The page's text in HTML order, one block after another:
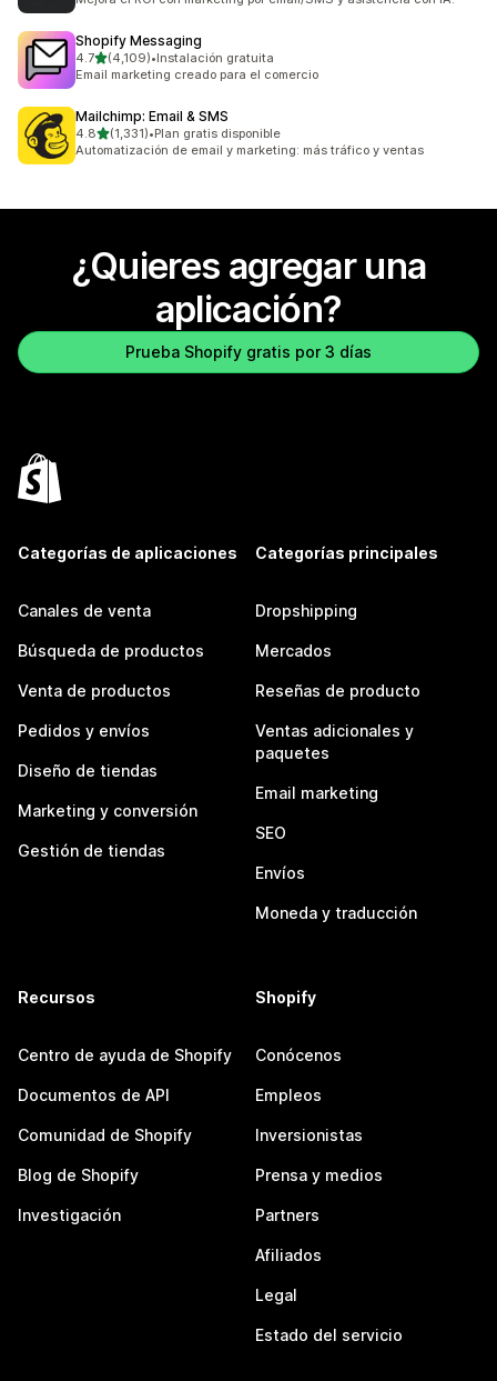
Shopify Messaging
4.7de 5 estrellas
(4,109)
4109 reseñas en total
•Instalación gratuita
Email marketing creado para el comercio
Mailchimp: Email & SMS
4.8de 5 estrellas
(1,331)
1331 reseñas en total
•Plan gratis disponible
Automatización de email y marketing: más tráfico y ventas
¿Quieres agregar una
aplicación?
Prueba Shopify gratis por 3 días
Categorías de aplicaciones
Canales de venta
Búsqueda de productos
Venta de productos
Pedidos y envíos
Diseño de tiendas
Marketing y conversión
Gestión de tiendas
Categorías principales
Dropshipping
Mercados
Reseñas de producto
Ventas adicionales y
paquetes
Email marketing
SEO
Envíos
Moneda y traducción
Recursos
Centro de ayuda de Shopify
Documentos de API
Comunidad de Shopify
Blog de Shopify
Investigación
Shopify
Conócenos
Empleos
Inversionistas
Prensa y medios
Partners
Afiliados
Legal
Estado del servicio